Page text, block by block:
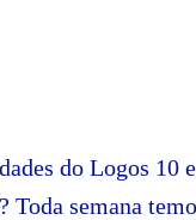
do Logos 10
semana